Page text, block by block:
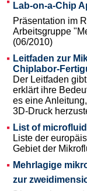
Lab-on-a-Chip
Präsentation im
Arbeitsgruppe
(06/2010)
Leitfaden zur
Chiplabor-
Der Leitfaden
erklärt ihre
es eine
3D-Druck
List of
Liste der
Gebiet der
Mehrlagige
zur